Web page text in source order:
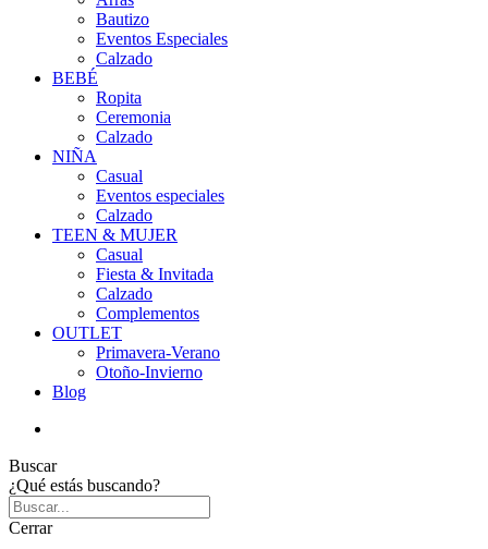
Bautizo
Eventos Especiales
Calzado
BEBÉ
Ropita
Ceremonia
Calzado
NIÑA
Casual
Eventos especiales
Calzado
TEEN & MUJER
Casual
Fiesta & Invitada
Calzado
Complementos
OUTLET
Primavera-Verano
Otoño-Invierno
Blog
Buscar
¿Qué estás buscando?
Cerrar